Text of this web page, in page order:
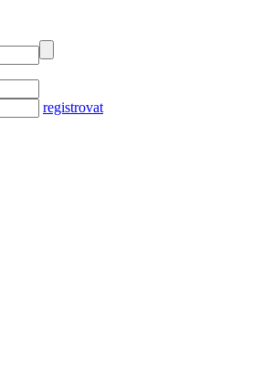
registrovat